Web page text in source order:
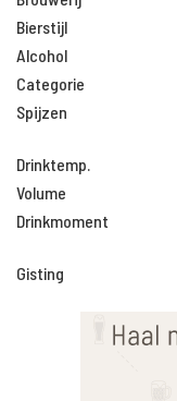
Bierstijl
Alcohol
Categorie
Spijzen
Drinktemp.
Volume
Drinkmoment
Gisting